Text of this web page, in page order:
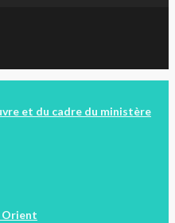
et du cadre du ministère
Orient